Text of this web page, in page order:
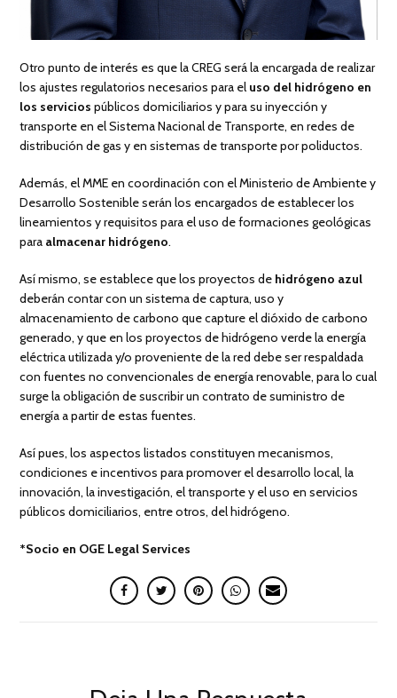
Otro punto de interés es que la CREG será la encargada de realizar
los ajustes regulatorios necesarios para el uso del hidrógeno en
los servicios públicos domiciliarios y para su inyección y
transporte en el Sistema Nacional de Transporte, en redes de
distribución de gas y en sistemas de transporte por poliductos.
Además, el MME en coordinación con el Ministerio de Ambiente y
Desarrollo Sostenible serán los encargados de establecer los
lineamientos y requisitos para el uso de formaciones geológicas
para almacenar hidrógeno.
Así mismo, se establece que los proyectos de hidrógeno azul
deberán contar con un sistema de captura, uso y
almacenamiento de carbono que capture el dióxido de carbono
generado, y que en los proyectos de hidrógeno verde la energía
eléctrica utilizada y/o proveniente de la red debe ser respaldada
con fuentes no convencionales de energía renovable, para lo cual
surge la obligación de suscribir un contrato de suministro de
energía a partir de estas fuentes.
Así pues, los aspectos listados constituyen mecanismos,
condiciones e incentivos para promover el desarrollo local, la
innovación, la investigación, el transporte y el uso en servicios
públicos domiciliarios, entre otros, del hidrógeno.
*Socio en OGE Legal Services